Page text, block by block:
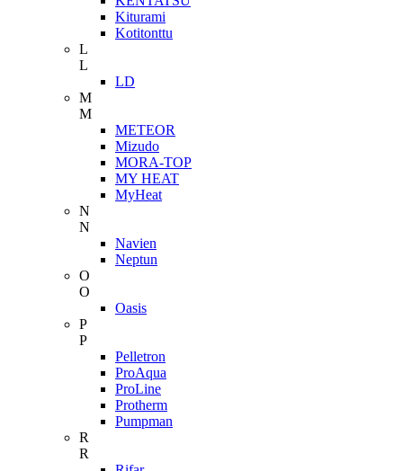
Kiturami
Kotitonttu
L
L
LD
M
M
METEOR
Mizudo
MORA-TOP
MY HEAT
MyHeat
N
N
Navien
Neptun
O
O
Oasis
P
P
Pelletron
ProAqua
ProLine
Protherm
Pumpman
R
R